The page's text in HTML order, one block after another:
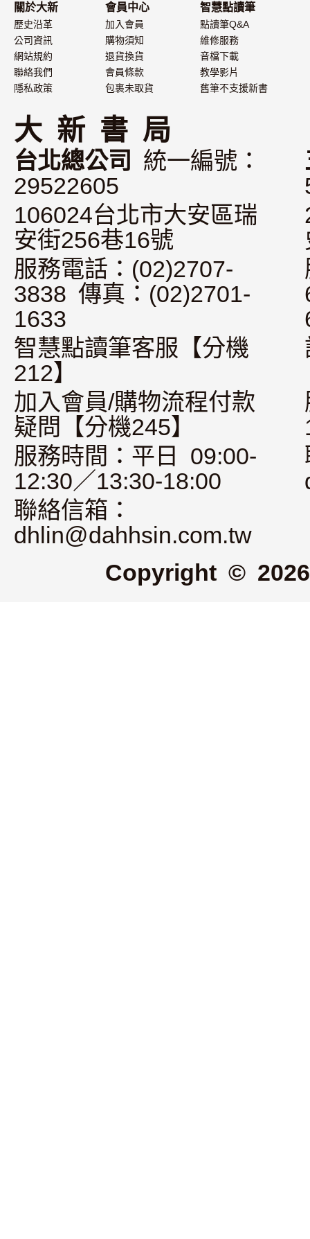
關於大新
歷史沿革
公司資訊
網站規約
聯絡我們
隱私政策
會員中心
加入會員
購物須知
退貨換貨
會員條款
包裹未取貨
智慧點讀筆
點讀筆Q&A
維修服務
音檔下載
教學影片
舊筆不支援新書
大 新 書 局
台北總公司
統一編號：
29522605
106024台北市大安區瑞
安街256巷16號
服務電話：(02)2707-
3838 傳真：(02)2701-
1633
智慧點讀筆客服【分機
212】
加入會員/購物流程付款
疑問【分機245】
服務時間：平日 09:00-
12:30／13:30-18:00
聯絡信箱：
dhlin@dahhsin.com.tw
Copyright ©